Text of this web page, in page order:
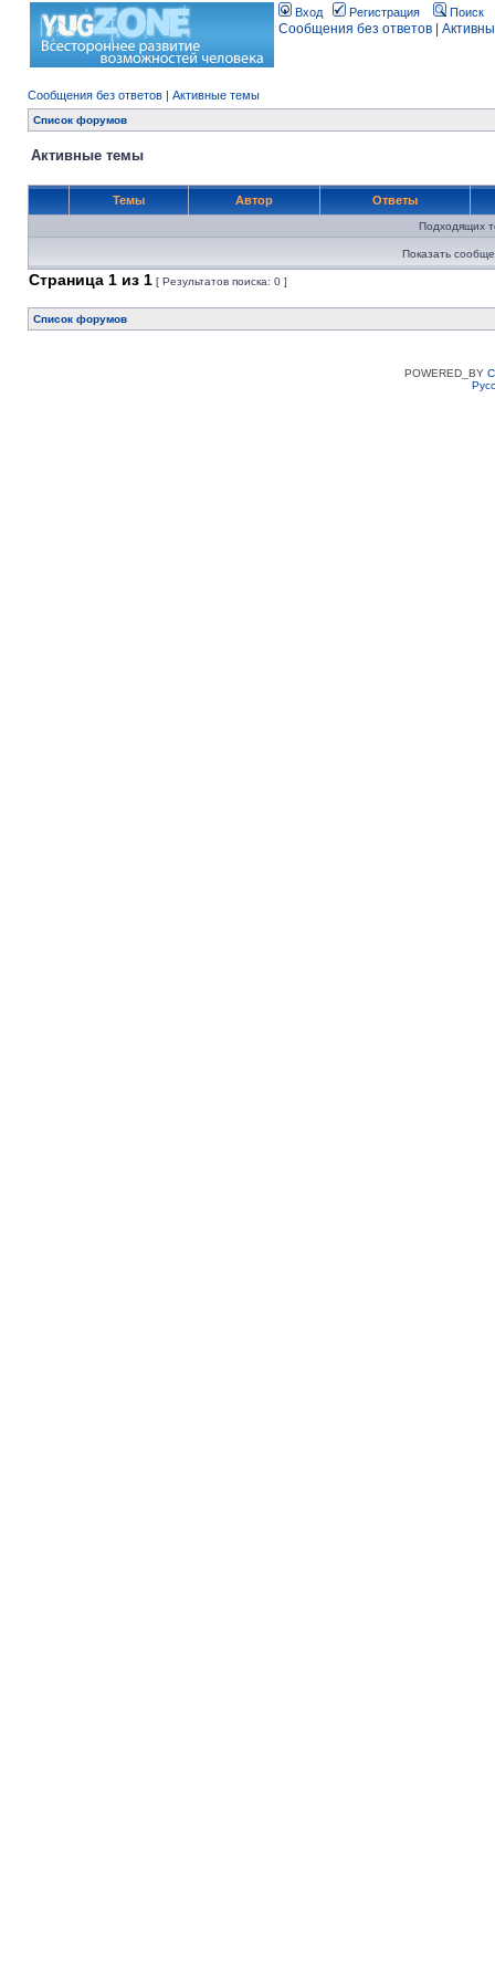
Вход Регистрация Поиск
Сообщения без ответов
Сообщения без ответов | Активные темы
Список форумов
Активные темы
Темы Автор Ответы
Подходящих
Показать
Страница 1 из 1 [ Результатов поиска: 0 ]
Список форумов
POWERED_BY